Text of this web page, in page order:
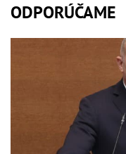
ODPORÚČAME